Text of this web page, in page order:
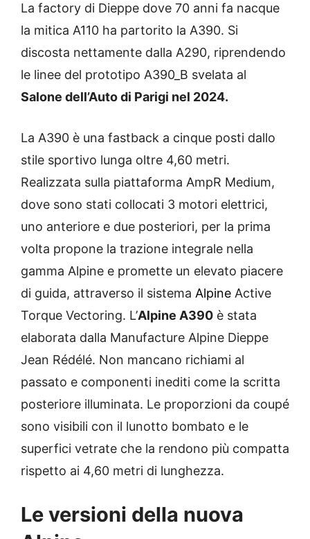
La factory di Dieppe dove 70 anni fa nacque
la mitica A110 ha partorito la A390. Si
discosta nettamente dalla A290, riprendendo
le linee del prototipo A390_B svelata al
Salone dell’Auto di Parigi nel 2024.
La A390 è una fastback a cinque posti dallo
stile sportivo lunga oltre 4,60 metri.
Realizzata sulla piattaforma AmpR Medium,
dove sono stati collocati 3 motori elettrici,
uno anteriore e due posteriori, per la prima
volta propone la trazione integrale nella
gamma Alpine e promette un elevato piacere
di guida, attraverso il sistema Alpine Active
Torque Vectoring. L’Alpine A390 è stata
elaborata dalla Manufacture Alpine Dieppe
Jean Rédélé. Non mancano richiami al
passato e componenti inediti come la scritta
posteriore illuminata. Le proporzioni da coupé
sono visibili con il lunotto bombato e le
superfici vetrate che la rendono più compatta
rispetto ai 4,60 metri di lunghezza.
Le versioni della nuova